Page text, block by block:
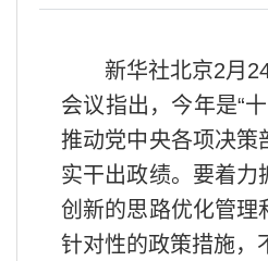
新华社北京2月
会议指出，今年是“
推动党中央各项决策
实干出政绩。要着
创新的思路优化管理
针对性的政策措施，